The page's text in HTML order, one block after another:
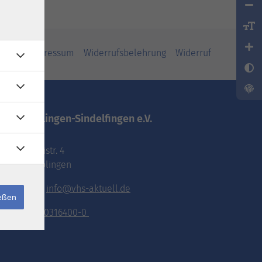
Impressum Widerrufsbelehrung Widerruf
vhs.Böblingen-Sindelfingen e.V.
Pestalozzistr. 4
71032 Böblingen
E-Mail: info@vhs-aktuell.de
Tel.: 070316400-0